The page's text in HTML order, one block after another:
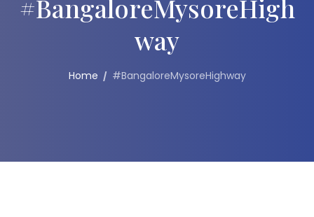
#BangaloreMysoreHigh
Way
Home #BangaloreMysoreHighway